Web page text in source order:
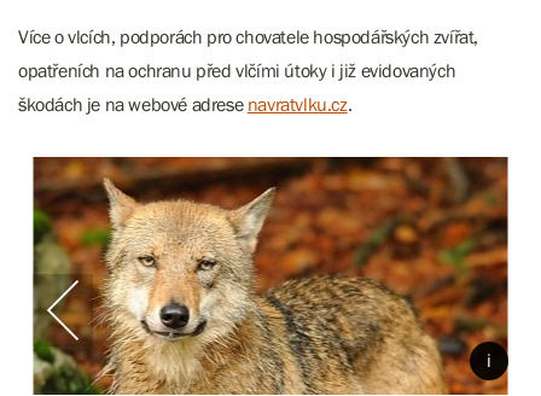
Více o vlcích, podporách pro chovatele hospodářských zvířat,
opatřeních na ochranu před vlčími útoky i již evidovaných
škodách je na webové adrese navratvlku.cz.